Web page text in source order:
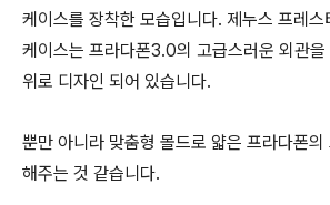
케이스를 장착한 모습입니다. 제누스 프레스
케이스는 프라다폰3.0의 고급스러운 외관을
위로 디자인 되어 있습니다.
뿐만 아니라 맞춤형 몰드로 얇은 프라다폰의
해주는 것 같습니다.